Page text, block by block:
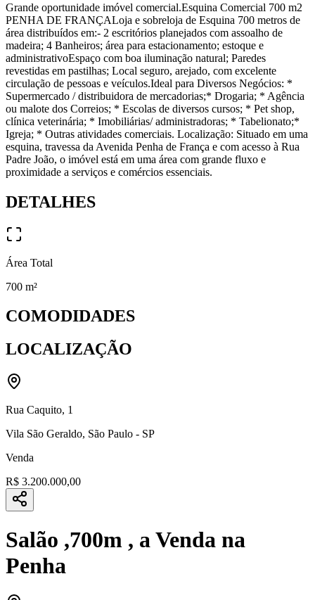
Grande oportunidade imóvel comercial.Esquina Comercial 700 m2
PENHA DE FRANÇALoja e sobreloja de Esquina 700 metros de
área distribuídos em:- 2 escritórios planejados com assoalho de
madeira; 4 Banheiros; área para estacionamento; estoque e
administrativoEspaço com boa iluminação natural; Paredes
revestidas em pastilhas; Local seguro, arejado, com excelente
circulação de pessoas e veículos.Ideal para Diversos Negócios: *
Supermercado / distribuidora de mercadorias;* Drogaria; * Agência
ou malote dos Correios; * Escolas de diversos cursos; * Pet shop,
clínica veterinária; * Imobiliárias/ administradoras; * Tabelionato;*
Igreja; * Outras atividades comerciais. Localização: Situado em uma
esquina, travessa da Avenida Penha de França e com acesso à Rua
Padre João, o imóvel está em uma área com grande fluxo e
proximidade a serviços e comércios essenciais.
DETALHES
Área Total
700 m²
COMODIDADES
LOCALIZAÇÃO
Rua Caquito, 1
Vila São Geraldo, São Paulo - SP
Venda
R$ 3.200.000,00
Salão ,700m , a Venda na
Penha